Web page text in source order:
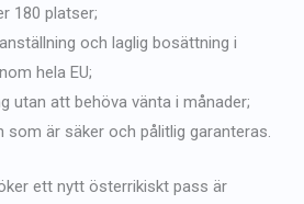
180 platser;
och laglig bosättning i
hela EU;
utan att behöva vänta i månader;
som är säker och pålitlig garanteras.
ett nytt österrikiskt pass är